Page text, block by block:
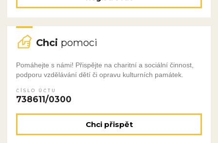
Chci pomoci
Pomáhejte s námi! Přispějte na charitní a sociální činnost,
podporu vzdělávání dětí či opravu kulturních památek.
ČÍSLO ÚČTU
738611/0300
Chci přispět